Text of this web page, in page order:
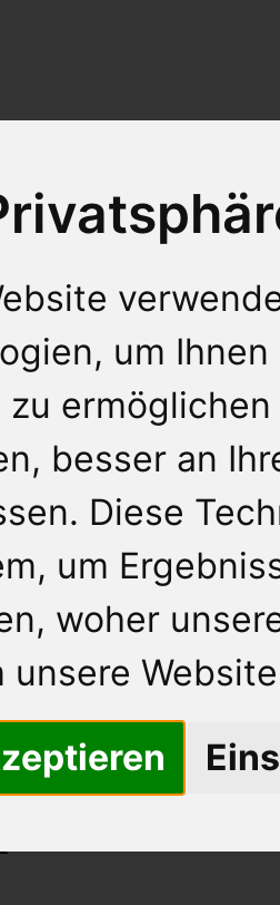
um
zu
besser an
Diese
um
woher
unsere